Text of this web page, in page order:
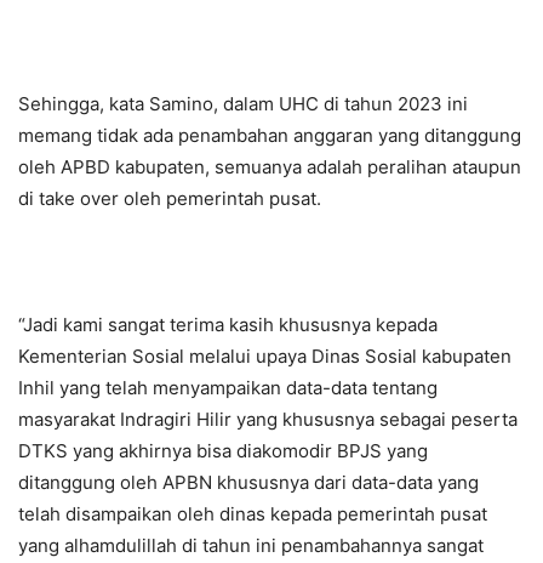
Sehingga, kata Samino, dalam UHC di tahun 2023 ini
memang tidak ada penambahan anggaran yang ditanggung
oleh APBD kabupaten, semuanya adalah peralihan ataupun
di take over oleh pemerintah pusat.
“Jadi kami sangat terima kasih khususnya kepada
Kementerian Sosial melalui upaya Dinas Sosial kabupaten
Inhil yang telah menyampaikan data-data tentang
masyarakat Indragiri Hilir yang khususnya sebagai peserta
DTKS yang akhirnya bisa diakomodir BPJS yang
ditanggung oleh APBN khususnya dari data-data yang
telah disampaikan oleh dinas kepada pemerintah pusat
yang alhamdulillah di tahun ini penambahannya sangat